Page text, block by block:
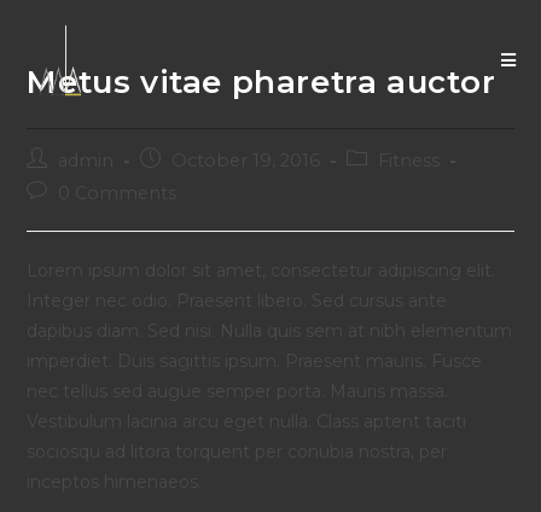
Metus vitae pharetra auctor
October 19, 2016
Fitness
0 Comments
Lorem ipsum dolor sit amet, consectetur adipiscing elit.
Integer nec odio. Praesent libero. Sed cursus ante
dapibus diam. Sed nisi. Nulla quis sem at nibh elementum
imperdiet. Duis sagittis ipsum. Praesent mauris. Fusce
nec tellus sed augue semper porta. Mauris massa.
Vestibulum lacinia arcu eget nulla. Class aptent taciti
sociosqu ad litora torquent per conubia nostra, per
inceptos himenaeos.